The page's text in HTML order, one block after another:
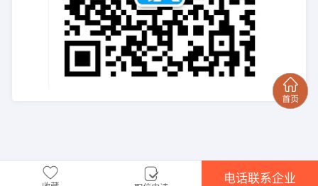
电话联系企业